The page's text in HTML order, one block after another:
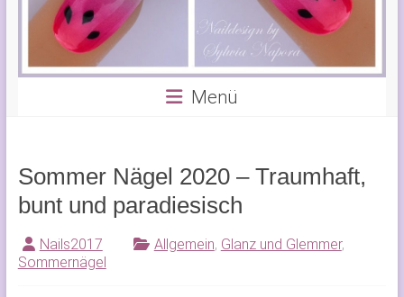
Menü
Sommer Nägel 2020 – Traumhaft,
bunt und paradiesisch
Nails2017 Allgemein, Glanz und Glemmer,
Sommernägel